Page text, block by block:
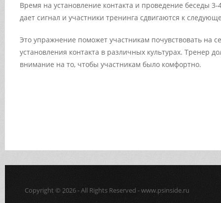
Время на установление контакта и проведение беседы
дает сигнал и участники тренинга сдвигаются к
Это упражнение поможет участникам почувствовать на
установления контакта в различных культурах. Тренер
внимание на то, чтобы участникам было комфортно.
Copyright © 2026 - All Rights Reserved - www.psinside.ru